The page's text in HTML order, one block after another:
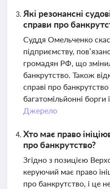
Які резонансні
справи про
Суддя Омельченко
підприємству,
громадян РФ, що
банкрутство. Також
справі про
багатомільйонні борги
Джерело
Хто має право
про банкрутство?
Згідно з позицією
керуючий має право
про банкрутство, і це